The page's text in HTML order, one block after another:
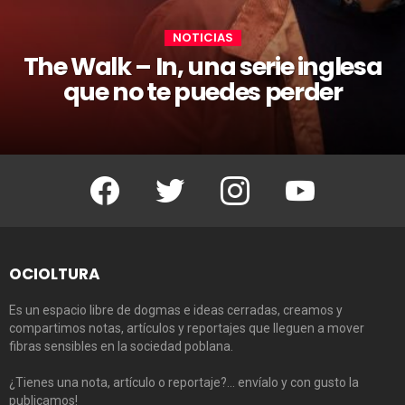
NOTICIAS
The Walk – In, una serie inglesa
que no te puedes perder
Facebook Twitter Instagram Youtube
OCIOLTURA
Es un espacio libre de dogmas e ideas cerradas, creamos y
compartimos notas, artículos y reportajes que lleguen a mover
fibras sensibles en la sociedad poblana.
¿Tienes una nota, artículo o reportaje?… envíalo y con gusto la
publicamos!